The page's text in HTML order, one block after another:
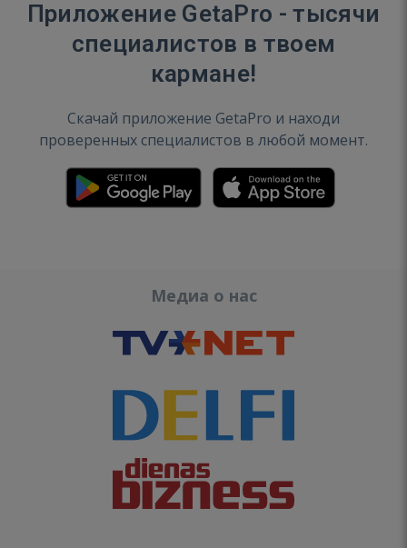
Приложение GetaPro - тысячи
специалистов в твоем
кармане!
Скачай приложение GetaPro и находи
проверенных специалистов в любой момент.
Медиа о нас